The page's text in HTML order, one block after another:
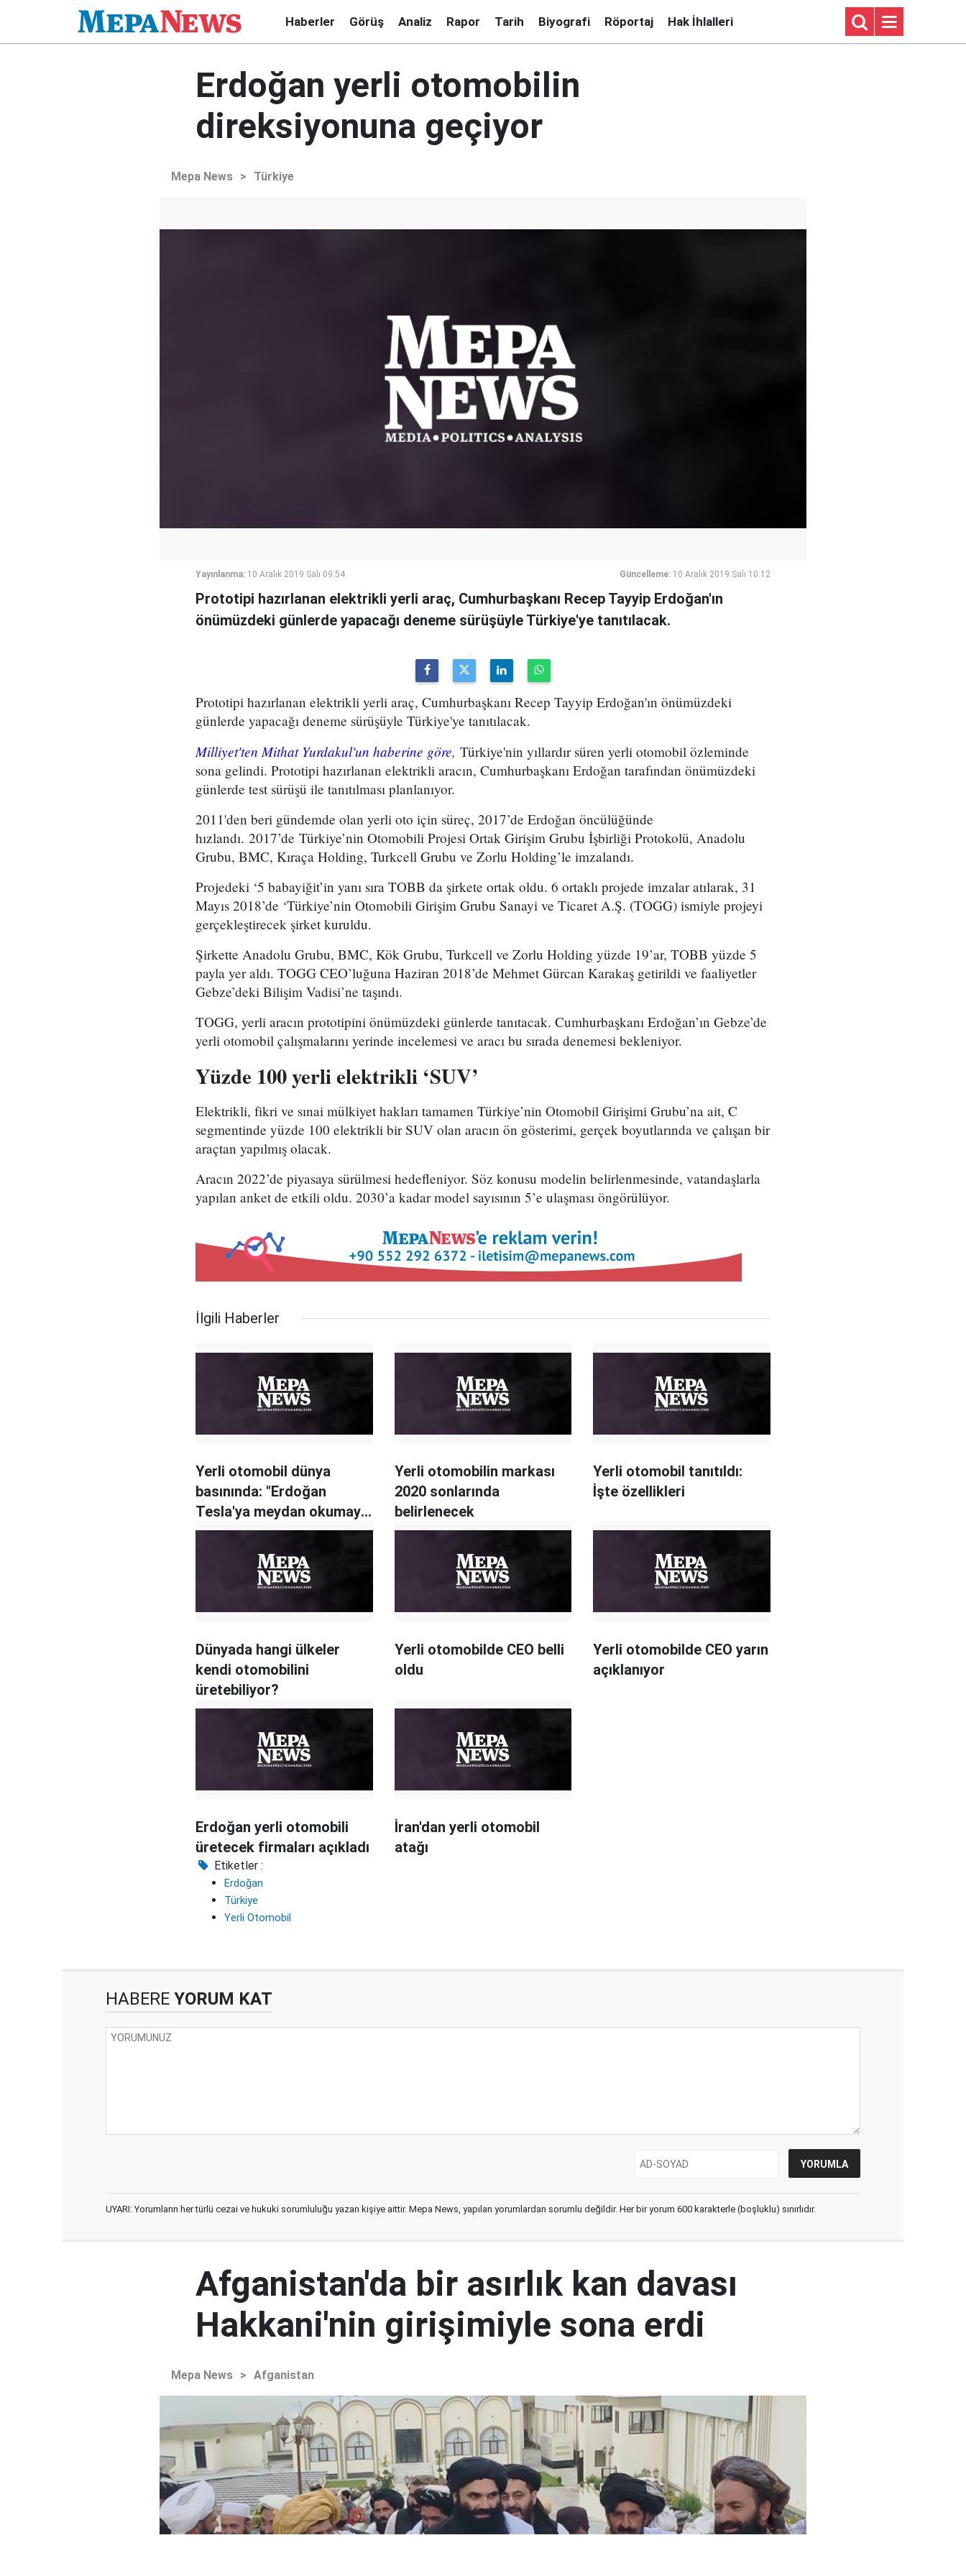
Haberler Görüş Analiz Rapor Tarih Biyografi Röportaj Hak İhlalleri
Erdoğan yerli otomobilin
direksiyonuna geçiyor
Mepa News > Türkiye
Yayınlanma: 10 Aralık 2019 Salı 09:54 Güncelleme: 10 Aralık 2019 Salı 10:12
Prototipi hazırlanan elektrikli yerli araç, Cumhurbaşkanı Recep Tayyip Erdoğan'ın
önümüzdeki günlerde yapacağı deneme sürüşüyle Türkiye'ye tanıtılacak.
Prototipi hazırlanan elektrikli yerli araç, Cumhurbaşkanı Recep Tayyip Erdoğan'ın önümüzdeki
günlerde yapacağı deneme sürüşüyle Türkiye'ye tanıtılacak.
Milliyet'ten Mithat Yurdakul'un haberine göre, Türkiye'nin yıllardır süren yerli otomobil özleminde
sona gelindi. Prototipi hazırlanan elektrikli aracın, Cumhurbaşkanı Erdoğan tarafından önümüzdeki
günlerde test sürüşü ile tanıtılması planlanıyor.
2011'den beri gündemde olan yerli oto için süreç, 2017’de Erdoğan öncülüğünde
hızlandı. 2017’de Türkiye’nin Otomobili Projesi Ortak Girişim Grubu İşbirliği Protokolü, Anadolu
Grubu, BMC, Kıraça Holding, Turkcell Grubu ve Zorlu Holding’le imzalandı.
Projedeki ‘5 babayiğit’in yanı sıra TOBB da şirkete ortak oldu. 6 ortaklı projede imzalar atılarak, 31
Mayıs 2018’de ‘Türkiye’nin Otomobili Girişim Grubu Sanayi ve Ticaret A.Ş. (TOGG) ismiyle projeyi
gerçekleştirecek şirket kuruldu.
Şirkette Anadolu Grubu, BMC, Kök Grubu, Turkcell ve Zorlu Holding yüzde 19’ar, TOBB yüzde 5
payla yer aldı. TOGG CEO’luğuna Haziran 2018’de Mehmet Gürcan Karakaş getirildi ve faaliyetler
Gebze’deki Bilişim Vadisi’ne taşındı.
TOGG, yerli aracın prototipini önümüzdeki günlerde tanıtacak. Cumhurbaşkanı Erdoğan’ın Gebze’de
yerli otomobil çalışmalarını yerinde incelemesi ve aracı bu sırada denemesi bekleniyor.
Yüzde 100 yerli elektrikli ‘SUV’
Elektrikli, fikri ve sınai mülkiyet hakları tamamen Türkiye’nin Otomobil Girişimi Grubu’na ait, C
segmentinde yüzde 100 elektrikli bir SUV olan aracın ön gösterimi, gerçek boyutlarında ve çalışan bir
araçtan yapılmış olacak.
Aracın 2022’de piyasaya sürülmesi hedefleniyor. Söz konusu modelin belirlenmesinde, vatandaşlarla
yapılan anket de etkili oldu. 2030’a kadar model sayısının 5’e ulaşması öngörülüyor.
İlgili Haberler
Yerli otomobil dünya
basınında: "Erdoğan
Tesla'ya meydan okumayı
umuyor"
Yerli otomobilin markası
2020 sonlarında
belirlenecek
Yerli otomobil tanıtıldı:
İşte özellikleri
Dünyada hangi ülkeler
kendi otomobilini
üretebiliyor?
Yerli otomobilde CEO belli
oldu
Yerli otomobilde CEO yarın
açıklanıyor
Erdoğan yerli otomobili
üretecek firmaları açıkladı
İran'dan yerli otomobil
atağı
Etiketler :
Erdoğan
Türkiye
Yerli Otomobil
HABERE YORUM KAT
UYARI: Yorumların her türlü cezai ve hukuki sorumluluğu yazan kişiye aittir. Mepa News, yapılan yorumlardan sorumlu değildir. Her bir yorum 600 karakterle (boşluklu) sınırlıdır.
Afganistan'da bir asırlık kan davası
Hakkani'nin girişimiyle sona erdi
Mepa News > Afganistan